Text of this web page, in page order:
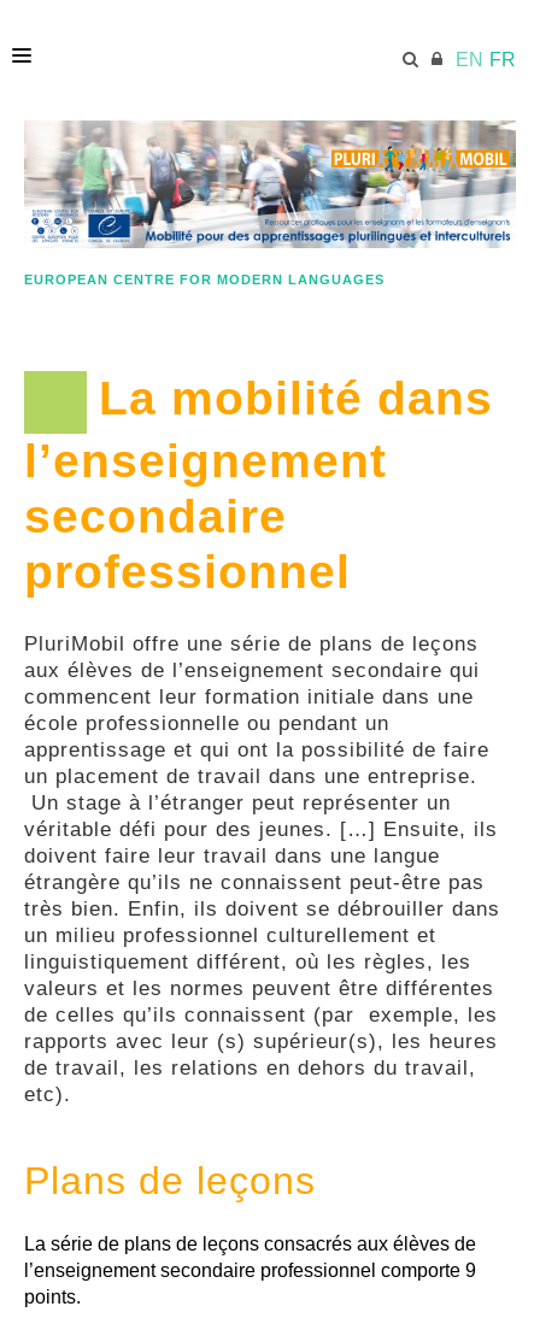
EN FR
ECML.AT
GLOSSARY
PUBLICATIONS
ORGANISATIONS
FAQ
EUROPEAN CENTRE FOR MODERN LANGUAGES
La mobilité dans
l’enseignement
secondaire
professionnel
PluriMobil offre une série de plans de leçons
aux élèves de l’enseignement secondaire qui
commencent leur formation initiale dans une
école professionnelle ou pendant un
apprentissage et qui ont la possibilité de faire
un placement de travail dans une entreprise.
Un stage à l’étranger peut représenter un
véritable défi pour des jeunes. […] Ensuite, ils
doivent faire leur travail dans une langue
étrangère qu’ils ne connaissent peut-être pas
très bien. Enfin, ils doivent se débrouiller dans
un milieu professionnel culturellement et
linguistiquement différent, où les règles, les
valeurs et les normes peuvent être différentes
de celles qu’ils connaissent (par exemple, les
rapports avec leur (s) supérieur(s), les heures
de travail, les relations en dehors du travail,
etc).
Plans de leçons
La série de plans de leçons consacrés aux élèves de
l’enseignement secondaire professionnel comporte 9
points.